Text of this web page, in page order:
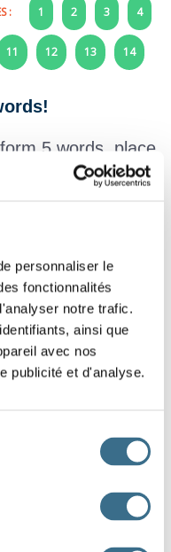
personnaliser le
fonctionnalités
notre trafic.
ainsi que
avec nos
publicité et d'analyse.
: 1 2 3 4
11 12 13 14
5 words, place
(put the purple
TON